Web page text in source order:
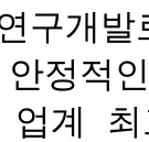
구개
정적
계